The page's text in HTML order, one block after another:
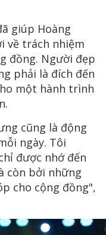
giúp Hoàng
về trách nhiệm
đồng. Người đẹp
phải là đích đến
một hành trình
cũng là động
ngày. Tôi
được nhớ đến
còn bởi những
cho cộng đồng",